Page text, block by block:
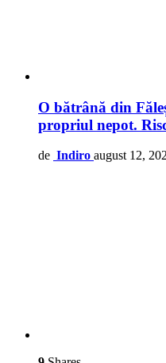
O bătrână din
propriul nepot.
de Indiro august 12,